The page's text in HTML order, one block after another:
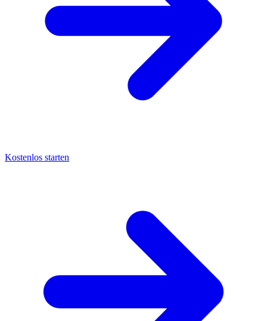
Kostenlos starten